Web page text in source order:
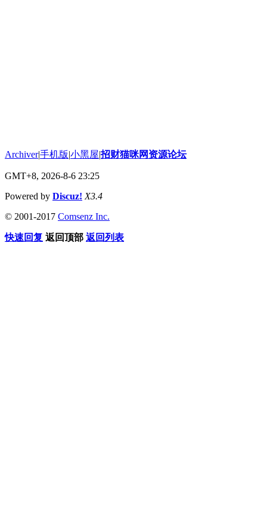
Archiver|手机版|小黑屋|招财猫咪网资源论坛
GMT+8, 2026-8-6 23:25
Powered by Discuz! X3.4
© 2001-2017 Comsenz Inc.
快速回复 返回顶部 返回列表